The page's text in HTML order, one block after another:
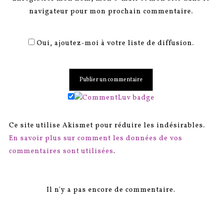
navigateur pour mon prochain commentaire.
Oui, ajoutez-moi à votre liste de diffusion.
Ce site utilise Akismet pour réduire les indésirables.
En savoir plus sur comment les données de vos
commentaires sont utilisées.
Il n'y a pas encore de commentaire.